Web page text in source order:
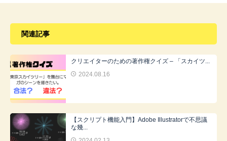
関連記事
クリエイターのための著作権クイズ – 「スカイツ...
2024.08.16
【スクリプト機能入門】Adobe Illustratorで不思議
な幾...